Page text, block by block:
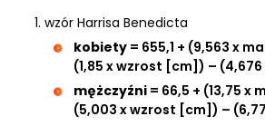
wzór Harrisa Benedicta
kobiety = 655,1 + (9,563 x
(1,85 x wzrost [cm]) –
mężczyźni = 66,5 + (13,75 x
(5,003 x wzrost [cm]) –